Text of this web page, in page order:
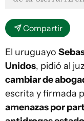
Compartir
El uruguayo
Unidos, pidió al
cambiar de
escrita y firmada
amenazas por